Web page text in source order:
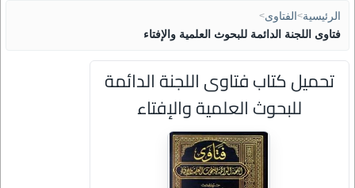
الرئيسية> الفتاوى>
فتاوى اللجنة الدائمة للبحوث العلمية والإفتاء
تحميل كتاب فتاوى اللجنة الدائمة
للبحوث العلمية والإفتاء